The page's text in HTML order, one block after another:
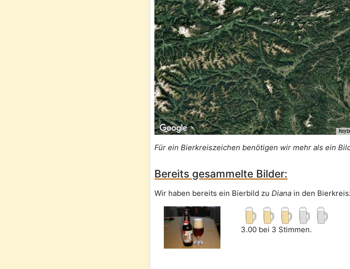
Für ein Bierkreiszeichen benötigen wir mehr als ein
Bereits gesammelte Bilder:
Wir haben bereits ein Bierbild zuDiana in den
3.00 bei 3 Stimmen.